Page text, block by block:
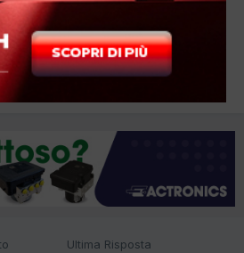
di tensione o stacco batteria
P0340 sensore fase è auto in
Ultima Risposta